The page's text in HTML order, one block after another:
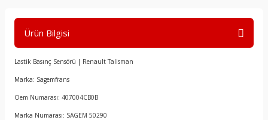
Ürün Bilgisi
Lastik Basınç Sensörü | Renault Talisman
Marka: Sagemfrans
Oem Numarası: 407004CB0B
Marka Numarası: SAGEM 50290